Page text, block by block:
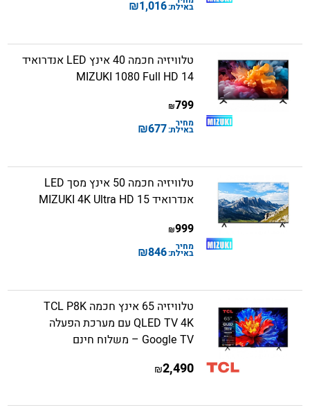
באילת:1,016
₪
טלוויזיה חכמה 40 אינץ LED אנדרואיד
14 MIZUKI 1080 Full HD
799
₪
מחיר
באילת:677
₪
טלוויזיה חכמה 50 אינץ מסך LED
אנדרואיד 15 MIZUKI 4K Ultra HD
999
₪
מחיר
באילת:846
₪
טלוויזיה 65 אינץ חכמה TCL P8K
QLED TV 4K עם מערכת הפעלה
Google TV – משלוח חינם
2,490
₪